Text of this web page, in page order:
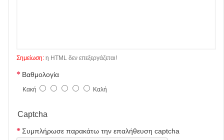
Σημείωση: η HTML δεν επεξεργάζεται!
Βαθμολογία
Κακή Καλή
Captcha
Συμπλήρωσε παρακάτω την επαλήθευση captcha